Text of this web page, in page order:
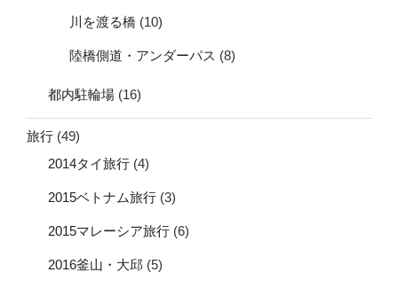
川を渡る橋 (10)
陸橋側道・アンダーパス (8)
都内駐輪場 (16)
旅行 (49)
2014タイ旅行 (4)
2015ベトナム旅行 (3)
2015マレーシア旅行 (6)
2016釜山・大邱 (5)